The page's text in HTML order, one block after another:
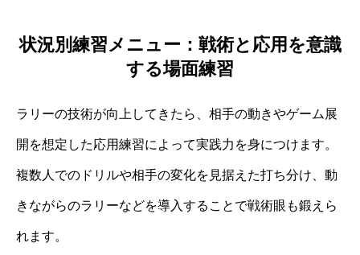
状況別練習メニュー：戦術と応用を意識
する場面練習
ラリーの技術が向上してきたら、相手の動きやゲーム展
開を想定した応用練習によって実践力を身につけます。
複数人でのドリルや相手の変化を見据えた打ち分け、動
きながらのラリーなどを導入することで戦術眼も鍛えら
れます。